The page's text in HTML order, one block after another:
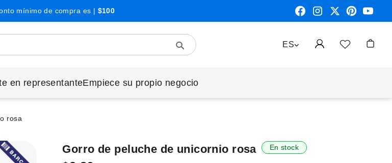
mínimo de compra es | $100
LENGUAJE
ES
Search
en representanteEmpiece su propio negocio
rosa
Gorro de peluche de unicornio rosa En stock